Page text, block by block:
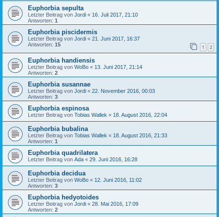
Euphorbia sepulta
Letzter Beitrag von Jordi « 16. Juli 2017, 21:10
Antworten: 1
Euphorbia piscidermis
Letzter Beitrag von Jordi « 21. Juni 2017, 16:37
Antworten: 15 1 2
Euphorbia handiensis
Letzter Beitrag von WoBo « 13. Juni 2017, 21:14
Antworten: 2
Euphorbia susannae
Letzter Beitrag von Jordi « 22. November 2016, 00:03
Antworten: 3
Euphorbia espinosa
Letzter Beitrag von Tobias Wallek « 18. August 2016, 22:04
Euphorbia bubalina
Letzter Beitrag von Tobias Wallek « 18. August 2016, 21:33
Antworten: 1
Euphorbia quadrilatera
Letzter Beitrag von Ada « 29. Juni 2016, 16:28
Euphorbia decidua
Letzter Beitrag von WoBo « 12. Juni 2016, 11:02
Antworten: 3
Euphorbia hedyotoides
Letzter Beitrag von Jordi « 28. Mai 2016, 17:09
Antworten: 2